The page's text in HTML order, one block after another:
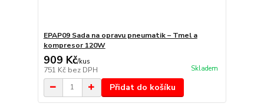
EPAP09 Sada na opravu pneumatik – Tmel a
kompresor 120W
909 Kč/kus
751 Kč bez DPH Skladem
Přidat do košíku